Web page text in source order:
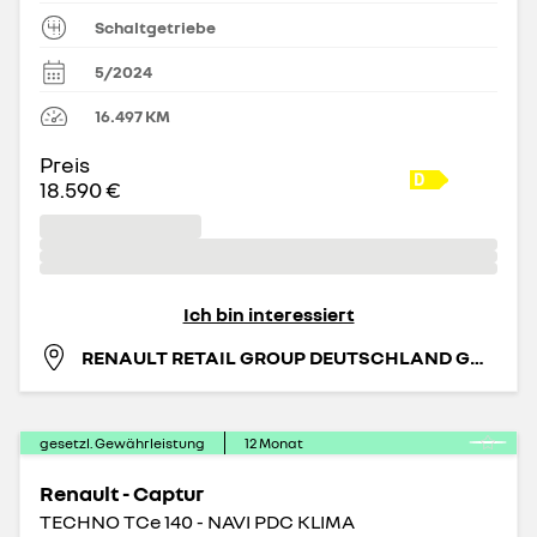
Schaltgetriebe
5/2024
16.497KM
Preis
18.590 €
Ich bin interessiert
RENAULT RETAIL GROUP DEUTSCHLAND GMBH
gesetzl. Gewährleistung 12Monat
Renault - Captur
TECHNO TCe 140 - NAVI PDC KLIMA